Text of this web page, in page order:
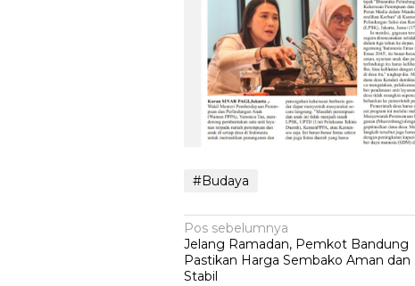
#Budaya
Navigasi
pos
Pos sebelumnya
Jelang Ramadan, Pemkot Bandung
Pastikan Harga Sembako Aman dan
Stabil